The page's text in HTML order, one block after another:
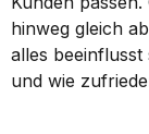
hinweg gleich
alles
und wie